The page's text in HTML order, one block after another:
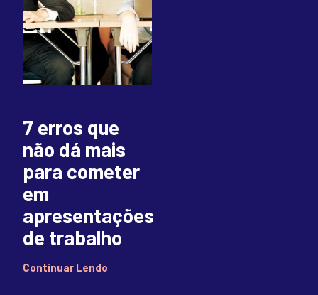
7 erros que
não dá mais
para cometer
em
apresentações
de trabalho
Continuar Lendo